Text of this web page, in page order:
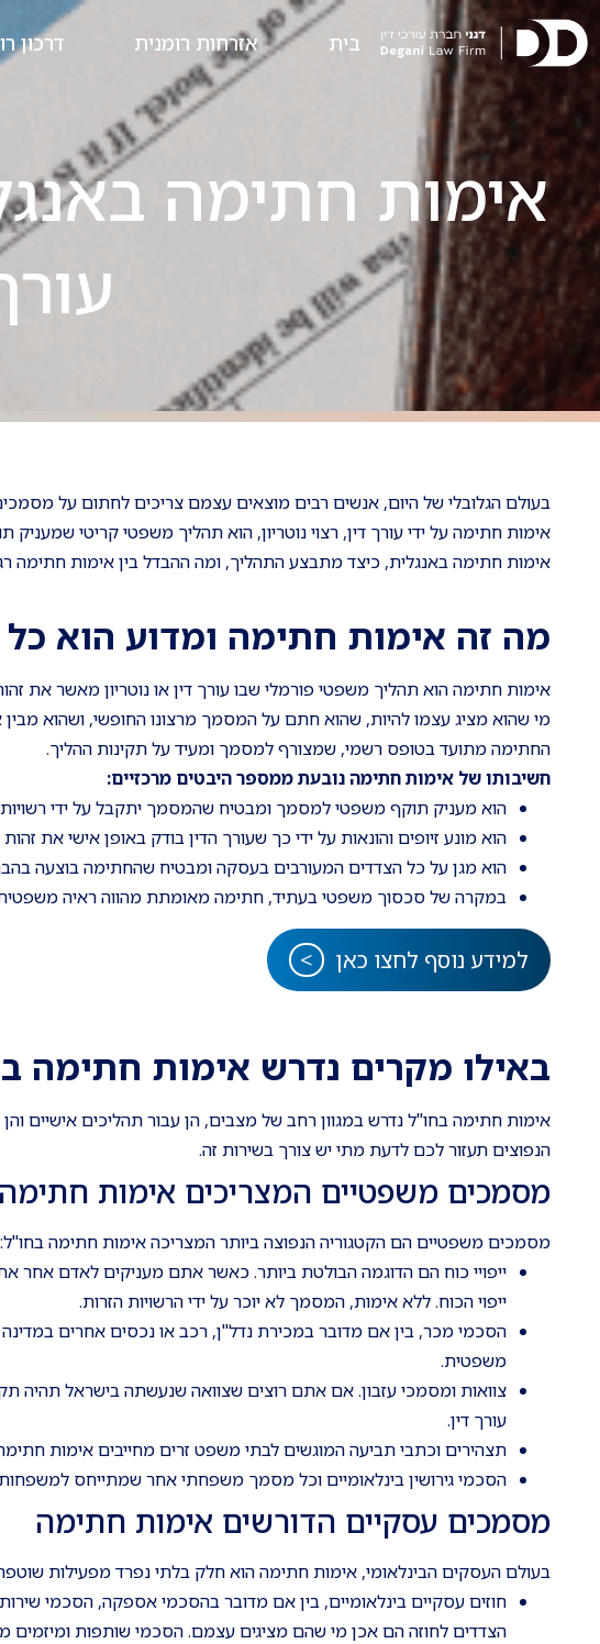
בית אזרחות רומנית דרכון
אימות חתימה
בעולם הגלובלי של היום, אנשים רבים מוצאים עצמם צריכים לחתום על
אימות חתימה על ידי עורך דין, רצוי נוטריון, הוא תהליך משפטי קריטי
אימות חתימה באנגלית, כיצד מתבצע התהליך, ומה ההבדל בין אימות חתימה
מה זה אימות חתימה ומדוע הוא
אימות חתימה הוא תהליך משפטי פורמלי שבו עורך דין או נוטריון מאשר את
מי שהוא מציג עצמו להיות, שהוא חתם על המסמך מרצונו החופשי, ושהוא
החתימה מתועד בטופס רשמי, שמצורף למסמך ומעיד על תקינות ההליך.
חשיבותו של אימות חתימה נובעת ממספר היבטים מרכזיים:
הוא מעניק תוקף משפטי למסמך ומבטיח שהמסמך יתקבל על ידי
הוא מונע זיופים והונאות על ידי כך שעורך הדין בודק באופן אישי את
הוא מגן על כל הצדדים המעורבים בעסקה ומבטיח שהחתימה בוצעה
במקרה של סכסוך משפטי בעתיד, חתימה מאומתת מהווה ראיה
למידע נוסף לחצו כאן
באילו מקרים נדרש אימות חתימה
אימות חתימה בחו"ל נדרש במגוון רחב של מצבים, הן עבור תהליכים אישיים
הנפוצים תעזור לכם לדעת מתי יש צורך בשירות זה.
מסמכים משפטיים המצריכים אימות חתימה
מסמכים משפטיים הם הקטגוריה הנפוצה ביותר המצריכה אימות חתימה בחו"ל:
ייפויי כוח הם הדוגמה הבולטת ביותר. כאשר אתם מעניקים לאדם
ייפוי הכוח. ללא אימות, המסמך לא יוכר על ידי הרשויות הזרות.
הסכמי מכר, בין אם מדובר במכירת נדל"ן, רכב או נכסים אחרים
משפטית.
צוואות ומסמכי עזבון. אם אתם רוצים שצוואה שנעשתה בישראל
עורך דין.
תצהירים וכתבי תביעה המוגשים לבתי משפט זרים מחייבים אימות
הסכמי גירושין בינלאומיים וכל מסמך משפחתי אחר שמתייחס
מסמכים עסקיים הדורשים אימות חתימה
בעולם העסקים הבינלאומי, אימות חתימה הוא חלק בלתי נפרד מפעילות
חוזים עסקיים בינלאומיים, בין אם מדובר בהסכמי אספקה, הסכמי
הצדדים לחוזה הם אכן מי שהם מציגים עצמם. הסכמי שותפות ומיזמים